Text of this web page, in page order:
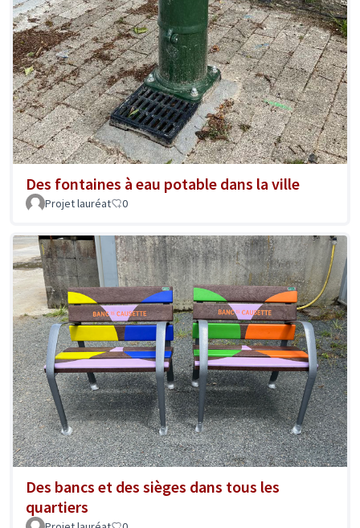
Des fontaines à eau potable dans la ville
Projet lauréat 0
Des bancs et des sièges dans tous les
quartiers